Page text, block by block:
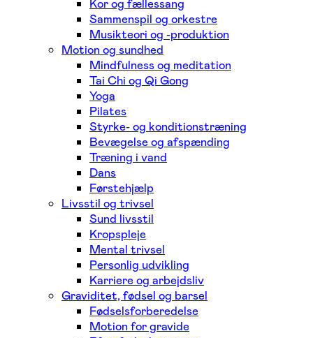
Kor og fællessang
Sammenspil og orkestre
Musikteori og -produktion
Motion og sundhed
Mindfulness og meditation
Tai Chi og Qi Gong
Yoga
Pilates
Styrke- og konditionstræning
Bevægelse og afspænding
Træning i vand
Dans
Førstehjælp
Livsstil og trivsel
Sund livsstil
Kropspleje
Mental trivsel
Personlig udvikling
Karriere og arbejdsliv
Graviditet, fødsel og barsel
Fødselsforberedelse
Motion for gravide